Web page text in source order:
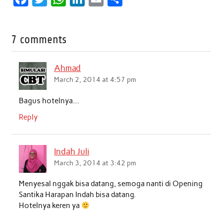
e
o
o
k
t
t
A
p
7 comments
Ahmad
March 2, 2014 at 4:57 pm
Bagus hotelnya…
Reply
Indah Juli
March 3, 2014 at 3:42 pm
Menyesal nggak bisa datang, semoga nanti di Opening
Santika Harapan Indah bisa datang.
Hotelnya keren ya